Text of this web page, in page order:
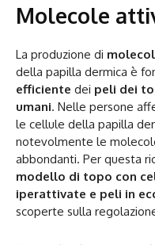
Molecole
La produzione di
della papilla dermica è
efficiente dei peli dei
umani. Nelle persone
le cellule della papilla
notevolmente le
abbondanti. Per questa
modello di topo con
iperattivate e peli in
scoperte sulla